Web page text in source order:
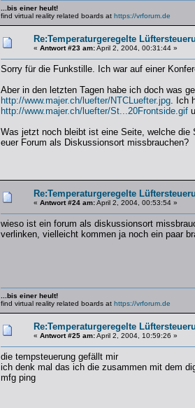
...bis einer heult!
find virtual reality related boards at https://vrforum.de
Re:Temperaturgeregelte
« Antwort #23 am:April 2, 2004, 00:31:44 »
Sorry für die Funkstille. Ich war auf einer
Aber in den letzten Tagen habe ich doch was
http://www.majer.ch/luefter/NTCLuefter.jpg. Ich
http://www.majer.ch/luefter/St...20Frontside.gif
Was jetzt noch bleibt ist eine Seite, welche
euer Forum als Diskussionsort missbrauchen?
Re:Temperaturgeregelte
« Antwort #24 am:April 2, 2004, 00:53:54 »
wieso ist ein forum als diskussionsort
verlinken, vielleicht kommen ja noch ein paar
...bis einer heult!
find virtual reality related boards at https://vrforum.de
Re:Temperaturgeregelte
« Antwort #25 am:April 2, 2004, 10:59:26 »
die tempsteuerung gefällt mir
ich denk mal das ich die zusammen mit dem
mfg ping